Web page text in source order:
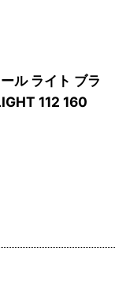
ル ライト ブラ
112 160